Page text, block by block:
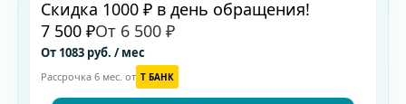
Скидка 1000 ₽ в день обращения!
7 500 ₽От 6 500 ₽
От 1083 руб. / мес
Рассрочка 6 мес. от T БАНК